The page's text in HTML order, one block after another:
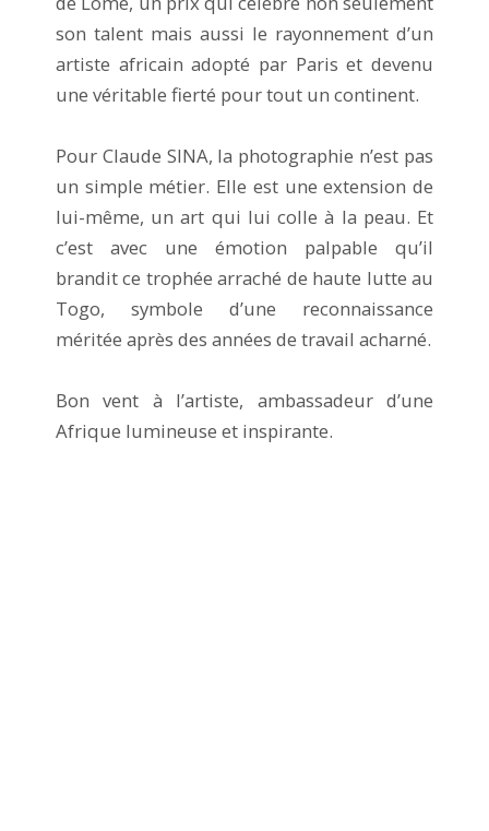
son talent mais aussi le rayonnement d’un
artiste africain adopté par Paris et devenu
une véritable fierté pour tout un continent.
Pour Claude SINA, la photographie n’est pas
un simple métier. Elle est une extension de
lui-même, un art qui lui colle à la peau. Et
c’est avec une émotion palpable qu’il
brandit ce trophée arraché de haute lutte au
Togo, symbole d’une reconnaissance
méritée après des années de travail acharné.
Bon vent à l’artiste, ambassadeur d’une
Afrique lumineuse et inspirante.